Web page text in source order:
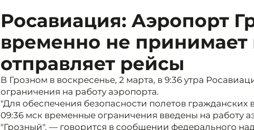
Росавиация: Аэропорт
временно не принимает
отправляет рейсы
В Грозном в воскресенье, 2 марта, в 9:36 утра
ограничения на работу аэропорта.
"Для обеспечения безопасности полетов гражданских
09:36 мск временные ограничения введены на работу
"Грозный", — говорится в сообщении федерального